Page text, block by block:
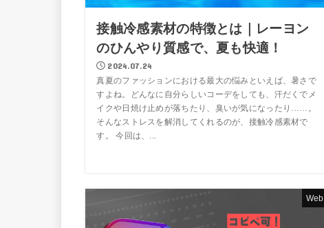
接触冷感素材の特徴とは｜レーヨン
のひんやり質感で、夏も快適！
2024.07.24
真夏のファッションにおける最大の悩みといえば、暑さで
すよね。どんなに自分らしいコーデをしても、汗だくでメ
イクや日焼け止めが落ちたり、臭いが気になったり……。
そんなストレスを解消してくれるのが、接触冷感素材で
す。 今回は、...
Web